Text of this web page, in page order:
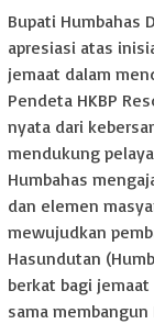
Bupati Humbahas
apresiasi atas
jemaat dalam
Pendeta HKBP
nyata dari
mendukung
Humbahas
dan elemen
mewujudkan
Hasundutan
berkat bagi
sama